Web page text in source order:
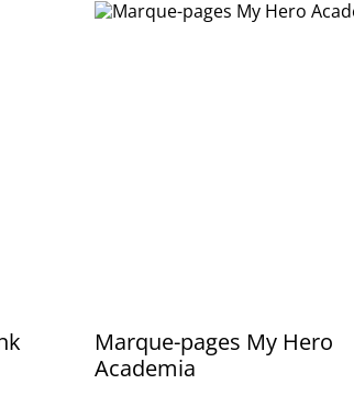
Marque-pages My Hero
Academia